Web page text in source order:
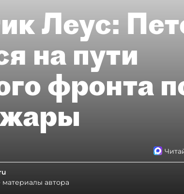
Леус:
на пути
фронта
жары
материалы автора